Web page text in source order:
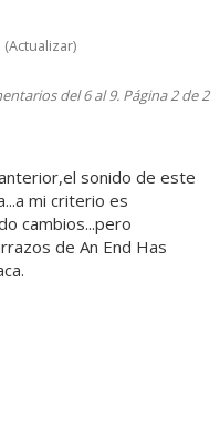
(Actualizar)
del 6 al 9. Página 2 de 2
sonido de este
mi criterio es
cambios...pero
de An End Has